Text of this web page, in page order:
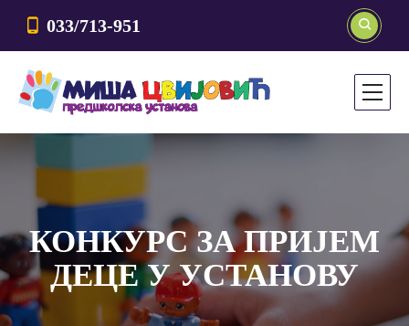
033/713-951
КОНКУРС ЗА ПРИЈЕМ
ДЕЦЕ У УСТАНОВУ